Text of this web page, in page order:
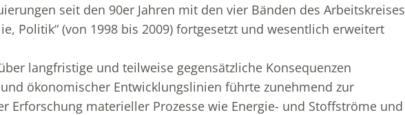
seit den 90er Jahren mit den vier Bänden des Arbeitskreises
Politik“ (von 1998 bis 2009) fortgesetzt und wesentlich erweitert
langfristige und teilweise gegensätzliche Konsequenzen
ökonomischer Entwicklungslinien führte zunehmend zur
Erforschung materieller Prozesse wie Energie- und Stoffströme und